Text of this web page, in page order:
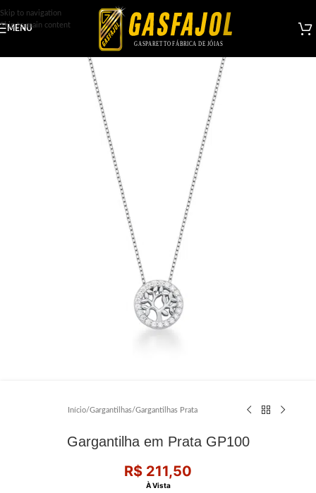
Skip to navigation
Skip to main content
MENU
Início/Gargantilhas/Gargantilhas Prata
Gargantilha em Prata GP100
R$ 211,50
À Vista